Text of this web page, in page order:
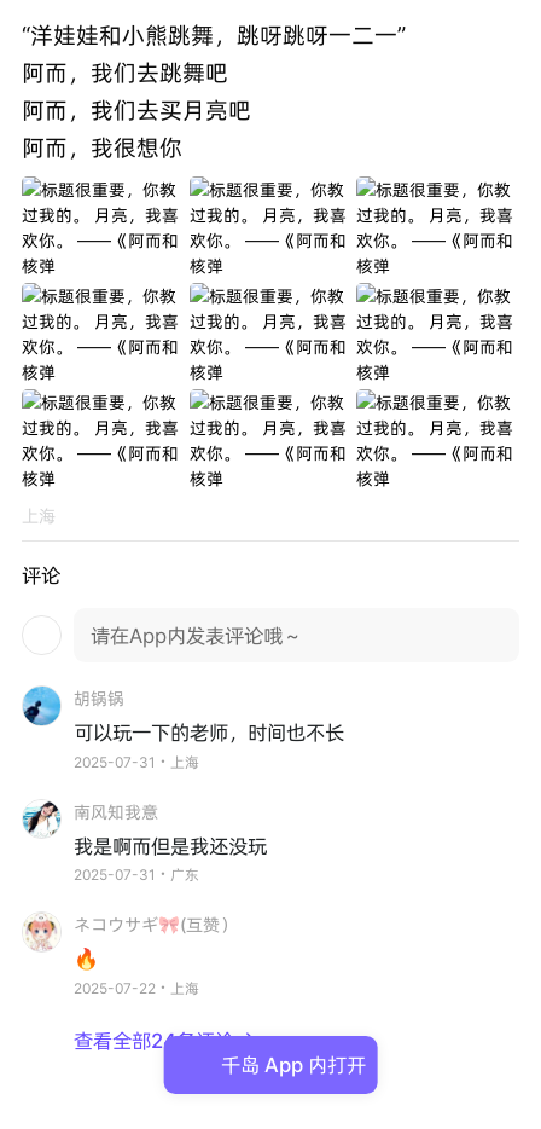
“洋娃娃和小熊跳舞，跳呀跳呀一二一”
阿而，我们去跳舞吧
阿而，我们去买月亮吧
上海
评论
请在App内发表评论哦～
胡锅锅
可以玩一下的老师，时间也不长
2025-07-31・上海
南风知我意
我是啊而但是我还没玩
2025-07-31・广东
ネコウサギ🎀(互赞）
🔥
2025-07-22・上海
查看全部24条评论 
千岛 App 内打开